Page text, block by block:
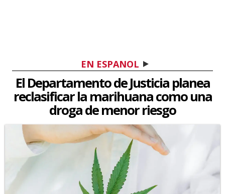
EN ESPANOL
El Departamento de Justicia planea
reclasificar la marihuana como una
droga de menor riesgo